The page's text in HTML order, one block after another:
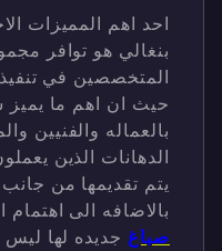
احد اهم المميزات
بنغالي هو توافر
المتخصصين في تنفيذ
حيث ان اهم ما يميز
بالعماله والفنيين
الدهانات الذين
يتم تقديمها من جانب
بالاضافه الى
صباغجديده لها ليس